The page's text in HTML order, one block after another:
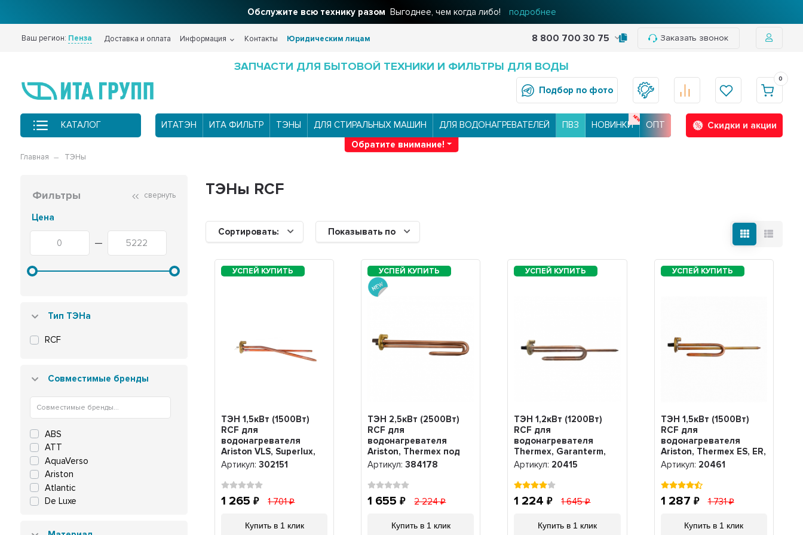
Обслужите всю технику разом Выгоднее, чем когда либо! подробнее
Ваш регион: Пенза Доставка и оплата Информация Контакты Юридическим лицам 8 800 700 30 75 Заказать звонок
ЗАПЧАСТИ ДЛЯ БЫТОВОЙ ТЕХНИКИ И ФИЛЬТРЫ ДЛЯ ВОДЫ
Подбор по фото
0
КАТАЛОГ ИТАТЭН ИТА ФИЛЬТР ТЭНЫ ДЛЯ СТИРАЛЬНЫХ МАШИН ДЛЯ ВОДОНАГРЕВАТЕЛЕЙ ПВЗ НОВИНКИ ОПТ
Скидки и акции
Обратите внимание!
Главная ТЭНы
Фильтры свернуть
Цена
—
Тип ТЭНа
RCF
Совместимые бренды
ABS
ATT
AquaVerso
Ariston
Atlantic
De Luxe
ТЭНы RCF
Сортировать: Показывать по
ТЭН 1,5кВт (1500Вт)
RCF для
водонагревателя
Ariston VLS, Superlux,
Simat, под анод М5,
трубка под термостат
8мм, 302151
Артикул:302151
1 265 1 701
Купить в 1 клик
ТЭН 2,5кВт (2500Вт)
RCF для
водонагревателя
Ariston, Thermex под
анод М6, 384178
Артикул:384178
1 655 2 224
Купить в 1 клик
ТЭН 1,2кВт (1200Вт)
RCF для
водонагревателя
Thermex, Garanterm,
под анод М6, 20415
Артикул: 20415
1 224 1 645
Купить в 1 клик
ТЭН 1,5кВт (1500Вт)
RCF для
водонагревателя
Ariston, Thermex ES, ER,
под анод М6, 20461
Артикул: 20461
1 287 1 731
Купить в 1 клик